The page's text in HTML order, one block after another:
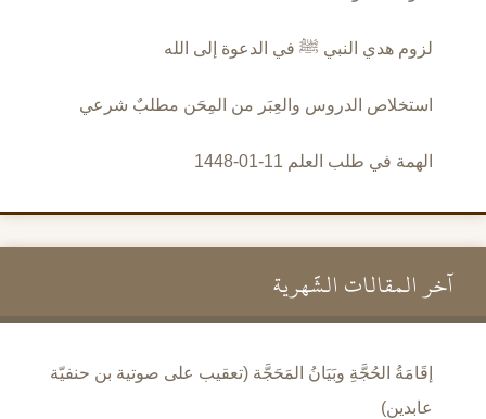
لزوم هدي النبي ﷺ في الدعوة إلى الله
استخلاص الدروس والعِبَر من المِحَن مطلبٌ شرعي
الهمة في طلب العلم 11-01-1448
آخر المقالات الشَّهرية
إقَامَةُ الحُجَّةِ وبَيَانُ المَحَجَّة (تعقيب على صوتية بن حنفيّة
عابدين)